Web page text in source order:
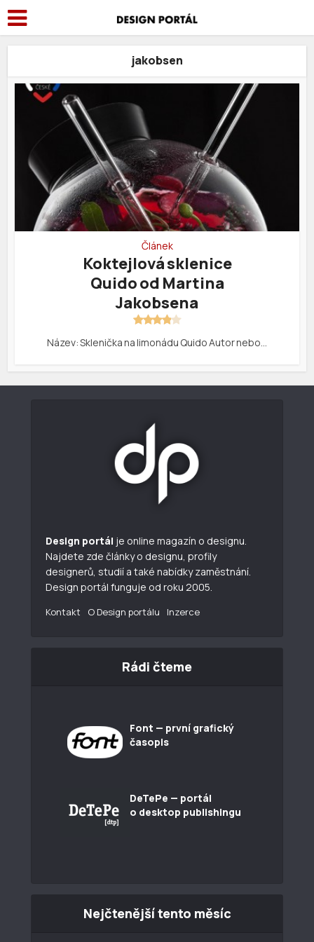
jakobsen
Článek
Koktejlová sklenice
Quido od Martina
Jakobsena
Název: Sklenička na limonádu Quido Autor nebo…
Design portál je online magazín o designu.
Najdete zde články o designu, profily
designerů, studií a také nabídky zaměstnání.
Design portál funguje od roku 2005.
Kontakt O Design portálu Inzerce
Rádi čteme
Font — první grafický
časopis
DeTePe — portál
o desktop publishingu
Nejčtenější tento měsíc